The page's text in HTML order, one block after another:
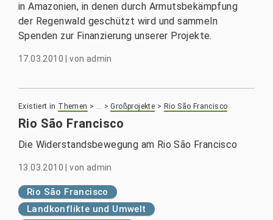
in Amazonien, in denen durch Armutsbekämpfung
der Regenwald geschützt wird und sammeln
Spenden zur Finanzierung unserer Projekte.
17.03.2010 |von admin
Existiert in Themen > … >Großprojekte > Rio São Francisco
Rio São Francisco
Die Widerstandsbewegung am Rio São Francisco
13.03.2010 |von admin
Rio São Francisco
Landkonflikte und Umwelt